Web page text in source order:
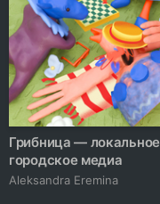
Грибница — локальное
городское медиа
Aleksandra Eremina